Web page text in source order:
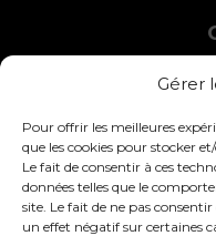
Gérer
Pour offrir les meilleures
que les cookies pour stocker
Le fait de consentir à ces
données telles que le
site. Le fait de ne pas
un effet négatif sur certaines
7
+33